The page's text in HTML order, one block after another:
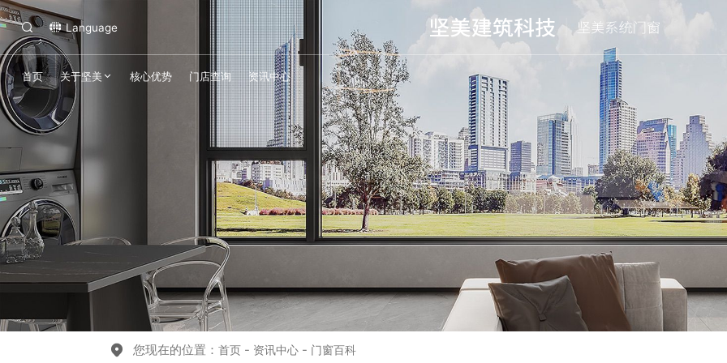
Language
首页 关于坚美 核心优势 门店查询 资讯中心
您现在的位置：首页 - 资讯中心 - 门窗百科